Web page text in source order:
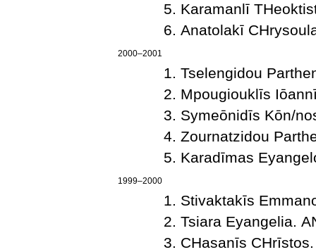
Karamanlī
Anatolakī
2000–2001
Tselengidou
Mpougiouklīs
Symeōnidīs Kōn/
Zournatzidou
Karadīmas
1999–2000
Stivaktakīs
Tsiara Eyangelia.
CΗasanīs